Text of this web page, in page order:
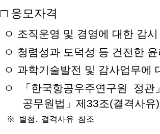
□ 응모자격
ㅇ 조직운영 및 경영에 대한 감
ㅇ 청렴성과 도덕성 등 건전한
ㅇ 과학기술발전 및 감사업무에
ㅇ 「한국항공우주연구원 정
공무원법」제33조(결격사
※ 별첨. 결격사유 참조